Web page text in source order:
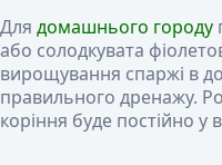
Для домашнього городу
або солодкувата
вирощування спаржі в
правильного дренажу.
коріння буде постійно у